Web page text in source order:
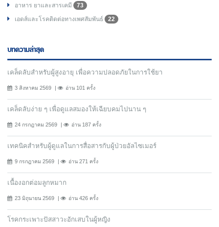
อาหาร ยาและสารเคมี
73
เอดส์และโรคติดต่อทางเพศสัมพันธ์
22
บทความล่าสุด
เคล็ดลับสำหรับผู้สูงอายุ เพื่อความปลอดภัยในการใช้ยา
3 สิงหาคม 2569 อ่าน 101 ครั้ง
เคล็ดลับง่าย ๆ เพื่อดูแลสมองให้เฉียบคมไปนาน ๆ
24 กรกฎาคม 2569 อ่าน 187 ครั้ง
เทคนิคสำหรับผู้ดูแลในการสื่อสารกับผู้ป่วยอัลไซเมอร์
9 กรกฎาคม 2569 อ่าน 271 ครั้ง
เนื้องอกต่อมลูกหมาก
23 มิถุนายน 2569 อ่าน 426 ครั้ง
โรคกระเพาะปัสสาวะอักเสบในผู้หญิง